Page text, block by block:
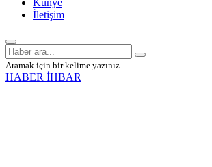
Künye
İletişim
Aramak için bir kelime yazınız.
HABER İHBAR